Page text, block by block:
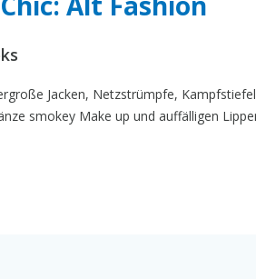
Jacken, Netzstrümpfe,
smokey Make up und auffälligen